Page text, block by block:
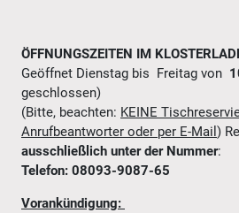
ÖFFNUNGSZEITEN IM
Geöffnet Dienstag bis Freitag von
geschlossen)
(Bitte, beachten: KEINE
Anrufbeantworter oder per E-Mail )
ausschließlich unter der Nummer:
Telefon: 08093-9087-65
Vorankündigung: